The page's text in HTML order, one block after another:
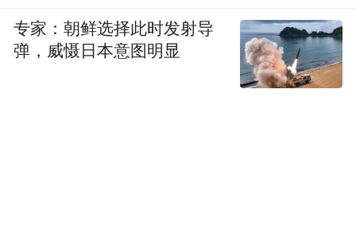
专家：朝鲜选择此时发射导
弹，威慑日本意图明显